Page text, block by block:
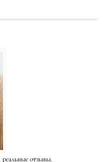
реальные отзывы.